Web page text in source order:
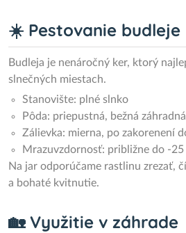
☀️ Pestovanie budleje
Budleja je nenáročný ker, ktorý
slnečných miestach.
Stanovište: plné slnko
Pôda: priepustná, bežná
Zálievka: mierna, po zakorenení
Mrazuvzdornosť: približne do -25
Na jar odporúčame rastlinu zrezať,
a bohaté kvitnutie.
🏡 Využitie v záhrade